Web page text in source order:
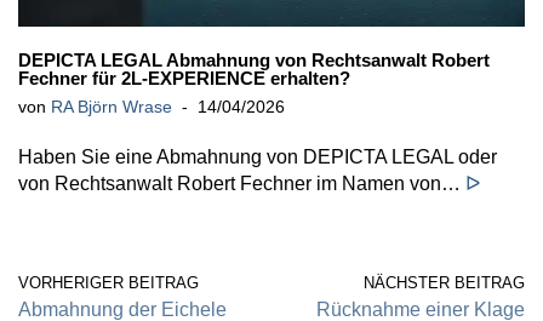
DEPICTA LEGAL Abmahnung von Rechtsanwalt Robert
Fechner für 2L-EXPERIENCE erhalten?
von RA Björn Wrase 14/04/2026
Haben Sie eine Abmahnung von DEPICTA LEGAL oder
von Rechtsanwalt Robert Fechner im Namen von… ᐅ
VORHERIGER BEITRAG
Abmahnung der Eichele
NÄCHSTER BEITRAG
Rücknahme einer Klage